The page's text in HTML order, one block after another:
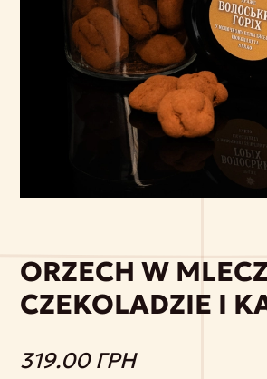
ORZECH W
CZEKOLADZIE I
319.00 ГРН